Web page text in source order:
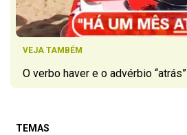
VEJA TAMBÉM
O verbo haver e o advérbio “atrás”
TEMAS